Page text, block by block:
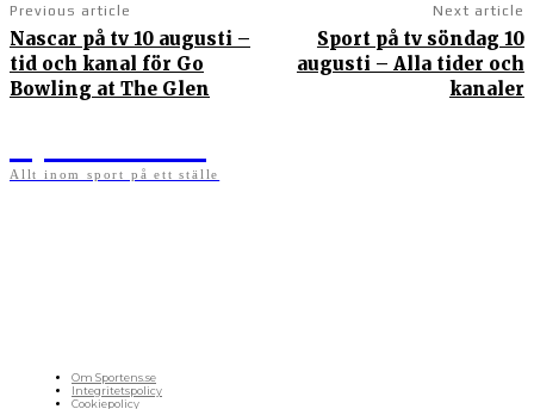
Previous article
Nascar på tv 10 augusti –
tid och kanal för Go
Bowling at The Glen
Next article
Sport på tv söndag 10
augusti – Alla tider och
kanaler
Allt inom sport på ett ställe
Om Sportens.se
Integritetspolicy
Cookiepolicy